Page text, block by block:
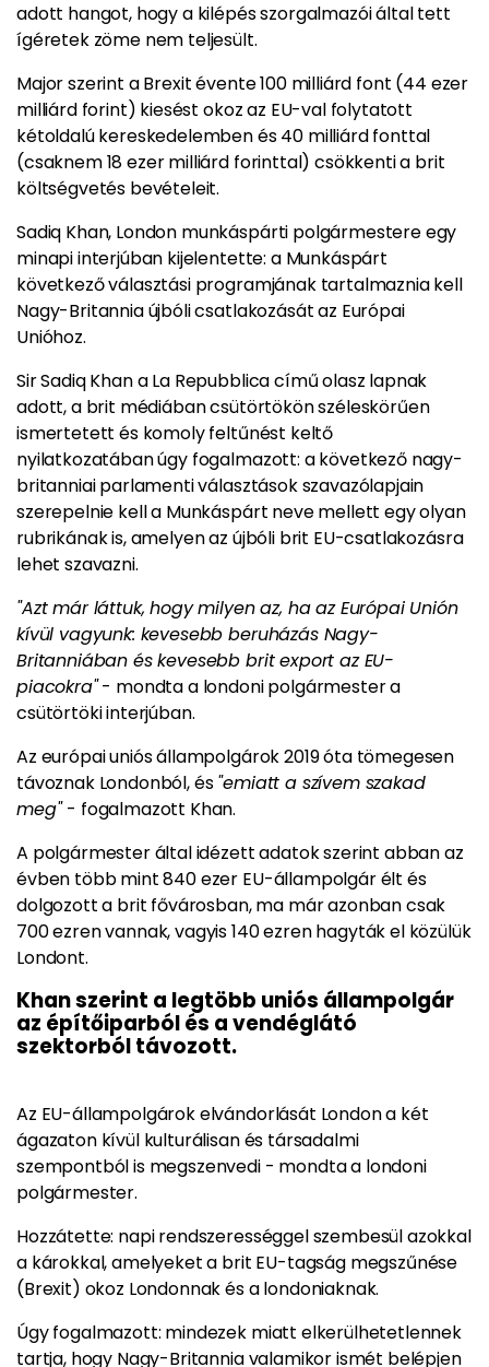
adott hangot, hogy a kilépés szorgalmazói által tett
ígéretek zöme nem teljesült.
Major szerint a Brexit évente 100 milliárd font (44 ezer
milliárd forint) kiesést okoz az EU-val folytatott
kétoldalú kereskedelemben és 40 milliárd fonttal
(csaknem 18 ezer milliárd forinttal) csökkenti a brit
költségvetés bevételeit.
Sadiq Khan, London munkáspárti polgármestere egy
minapi interjúban kijelentette: a Munkáspárt
következő választási programjának tartalmaznia kell
Nagy-Britannia újbóli csatlakozását az Európai
Unióhoz.
Sir Sadiq Khan a La Repubblica című olasz lapnak
adott, a brit médiában csütörtökön széleskörűen
ismertetett és komoly feltűnést keltő
nyilatkozatában úgy fogalmazott: a következő nagy-
britanniai parlamenti választások szavazólapjain
szerepelnie kell a Munkáspárt neve mellett egy olyan
rubrikának is, amelyen az újbóli brit EU-csatlakozásra
lehet szavazni.
"Azt már láttuk, hogy milyen az, ha az Európai Unión
kívül vagyunk: kevesebb beruházás Nagy-
Britanniában és kevesebb brit export az EU-
piacokra"- mondta a londoni polgármester a
csütörtöki interjúban.
Az európai uniós állampolgárok 2019 óta tömegesen
távoznak Londonból, és"emiatt a szívem szakad
meg"- fogalmazott Khan.
A polgármester által idézett adatok szerint abban az
évben több mint 840 ezer EU-állampolgár élt és
dolgozott a brit fővárosban, ma már azonban csak
700 ezren vannak, vagyis 140 ezren hagyták el közülük
Londont.
Khan szerint a legtöbb uniós állampolgár
az építőiparból és a vendéglátó
szektorból távozott.
Az EU-állampolgárok elvándorlását London a két
ágazaton kívül kulturálisan és társadalmi
szempontból is megszenvedi - mondta a londoni
polgármester.
Hozzátette: napi rendszerességgel szembesül azokkal
a károkkal, amelyeket a brit EU-tagság megszűnése
(Brexit) okoz Londonnak és a londoniaknak.
Úgy fogalmazott: mindezek miatt elkerülhetetlennek
tartja, hogy Nagy-Britannia valamikor ismét belépjen